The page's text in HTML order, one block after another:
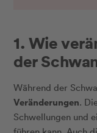
1. Wie
der
Während der
Veränderungen.
Schwellungen und